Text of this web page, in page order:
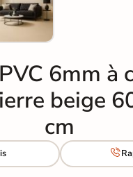
6mm à
beige
cm
